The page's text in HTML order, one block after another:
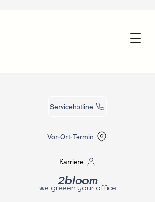
Servicehotline
Vor-Ort-Termin
Karriere
2bloom
we greeen your office